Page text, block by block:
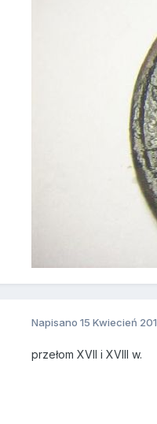
Napisano 15 Kwiecień
przełom XVII i XVIII w.